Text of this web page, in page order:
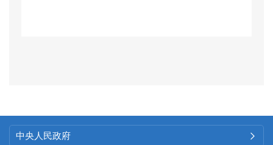
（二）依申请公开情况
中央人民政府 